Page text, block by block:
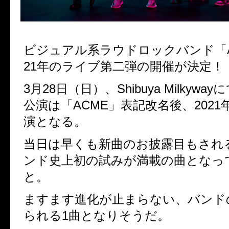
ビジュアル系ラウドロックバンド
21年のライブ第二弾の開催が決定！
3月28日（日）、Shibuya Milkyway
公演は「 ACME」表記改名後、2021
演となる。
当日は早くも新曲のお披露目もされ
ンド史上初の試みが満載の曲とな
と。
ますます進化が止まらない、バン
られる1曲となりそうだ。